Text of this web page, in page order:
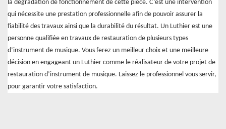
la dégradation de fonctionnement de cette pièce. C’est une intervention
qui nécessite une prestation professionnelle afin de pouvoir assurer la
fiabilité des travaux ainsi que la durabilité du résultat. Un Luthier est une
personne qualifiée en travaux de restauration de plusieurs types
d’instrument de musique. Vous ferez un meilleur choix et une meilleure
décision en engageant un Luthier comme le réalisateur de votre projet de
restauration d’instrument de musique. Laissez le professionnel vous servir,
pour garantir votre satisfaction.